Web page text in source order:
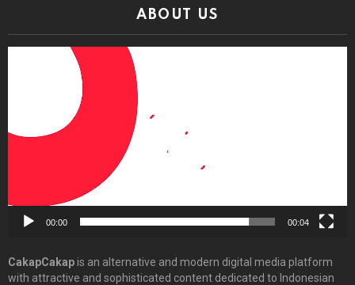
ABOUT US
00:00 00:04
CakapCakapis an alternative and modern digital media platform
with attractive and sophisticated content dedicated to Indonesian